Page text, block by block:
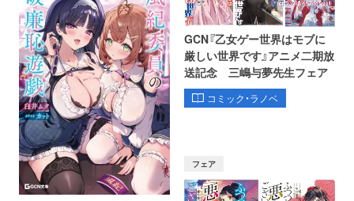
GCN『乙女ゲー世界はモブに
厳しい世界です』アニメ二期放
送記念 三嶋与夢先生フェア
コミック・ラノベ
フェア